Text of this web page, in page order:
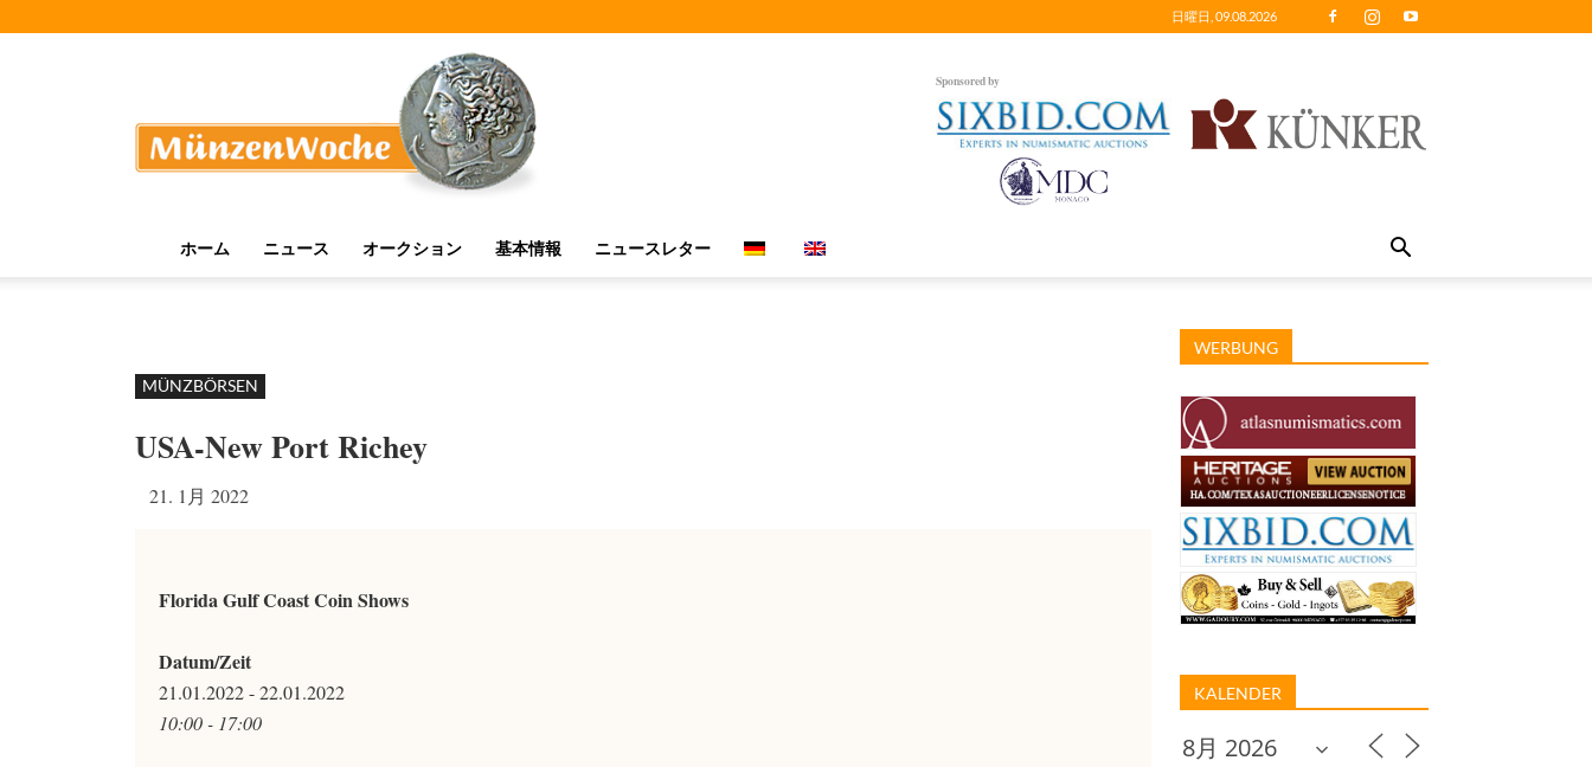
日曜日, 09.08.2026
Sponsored by
ホーム ニュース オークション 基本情報 ニュースレター
MÜNZBÖRSEN
USA-New Port Richey
21. 1月 2022
Florida Gulf Coast Coin Shows
Datum/Zeit
21.01.2022 - 22.01.2022
10:00 - 17:00
WERBUNG
KALENDER